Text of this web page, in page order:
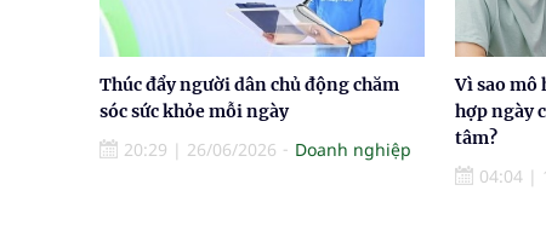
Thúc đẩy người dân chủ động chăm
sóc sức khỏe mỗi ngày
20:29 | 26/06/2026 Doanh nghiệp
Vì sao mô
hợp ngày
tâm?
04:04 |